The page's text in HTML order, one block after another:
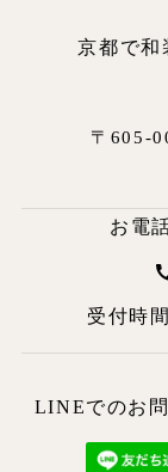
京都で和
〒605-
お電
受付時
LINEでのお